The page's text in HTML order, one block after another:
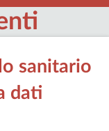
sanitario
dati